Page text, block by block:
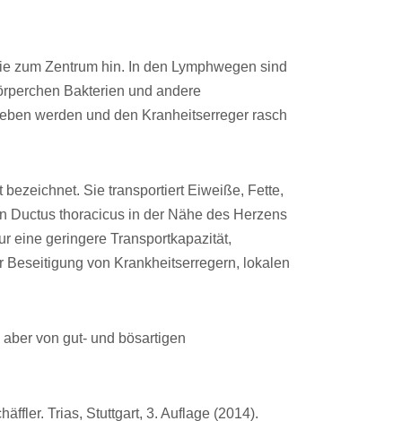
zum Zentrum hin. In den Lymphwegen sind
Bakterien und andere
werden und den Kranheitserreger rasch
Sie transportiert Eiweiße, Fette,
Ductus thoracicus in der Nähe des Herzens
eine geringere Transportkapazität,
von Krankheitserregern, lokalen
von gut- und bösartigen
Trias, Stuttgart, 3. Auflage (2014).